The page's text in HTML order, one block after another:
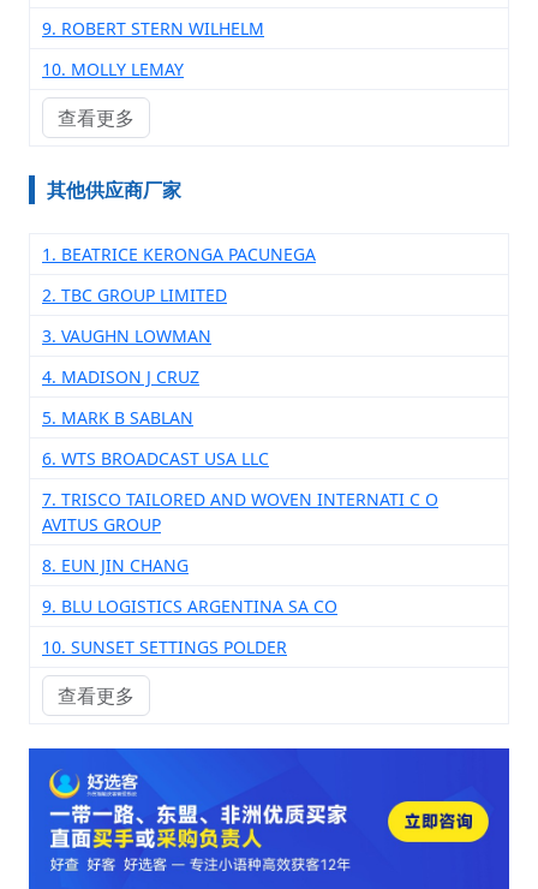
9. ROBERT STERN WILHELM
10. MOLLY LEMAY
查看更多
其他供应商厂家
1. BEATRICE KERONGA PACUNEGA
2. TBC GROUP LIMITED
3. VAUGHN LOWMAN
4. MADISON J CRUZ
5. MARK B SABLAN
6. WTS BROADCAST USA LLC
7. TRISCO TAILORED AND WOVEN INTERNATI C O
AVITUS GROUP
8. EUN JIN CHANG
9. BLU LOGISTICS ARGENTINA SA CO
10. SUNSET SETTINGS POLDER
查看更多